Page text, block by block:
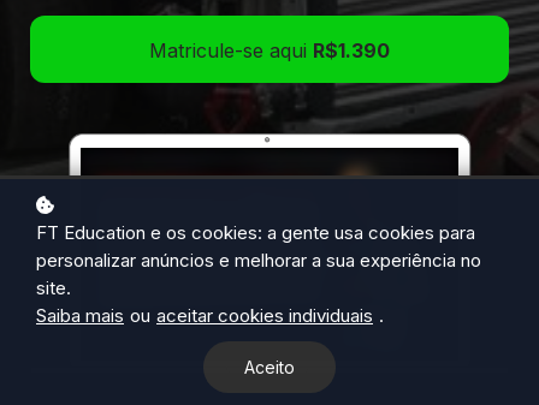
Matricule-se aqui R$1.390
FT Education e os cookies: a gente usa cookies para
personalizar anúncios e melhorar a sua experiência no
site.
Saiba mais ou aceitar cookies individuais .
Aceito